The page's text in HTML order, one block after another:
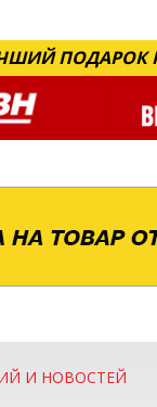
ПОДАРОК
И НОВОСТЕЙ